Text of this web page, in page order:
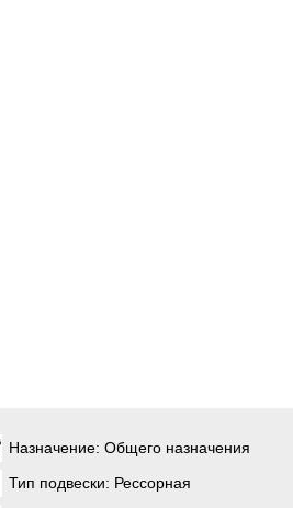
Назначение: Общего назначения
Тип подвески: Рессорная